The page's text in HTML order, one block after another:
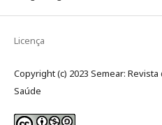
Licença
Copyright (c) 2023 Semear:
Saúde